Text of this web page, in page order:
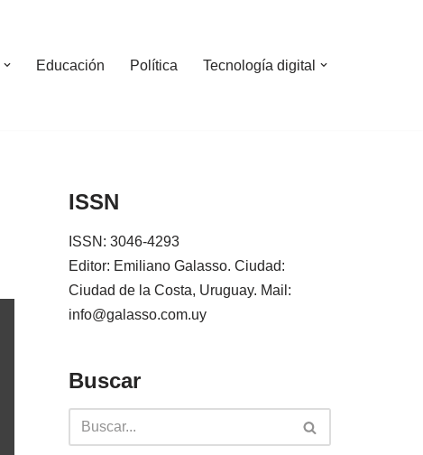
Educación Política Tecnología digital
ISSN
ISSN: 3046-4293
Editor: Emiliano Galasso. Ciudad:
Ciudad de la Costa, Uruguay. Mail:
info@galasso.com.uy
Buscar